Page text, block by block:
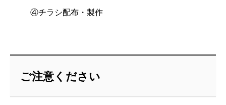
④チラシ配布・製作
ご注意ください